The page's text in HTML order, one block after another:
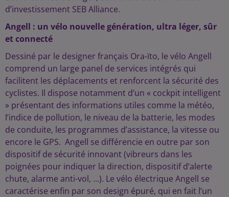
d’investissement SEB Alliance.
Angell : un vélo nouvelle génération, ultra léger, sûr
et connecté
Dessiné par le designer français Ora-ïto, le vélo Angell
comprend un large panel de services intégrés qui
facilitent les déplacements et renforcent la sécurité des
cyclistes. Il dispose notamment d’un « cockpit intelligent
» présentant des informations utiles comme la météo,
l’indice de pollution, le niveau de la batterie, les modes
de conduite, les programmes d’assistance, la vitesse ou
encore le GPS. Angell se différencie en outre par son
dispositif de sécurité innovant (vibreurs dans les
poignées pour indiquer la direction, dispositif d’alerte
chute, alarme anti-vol, ...). Le vélo électrique Angell se
caractérise enfin par son design épuré, qui en fait l’un